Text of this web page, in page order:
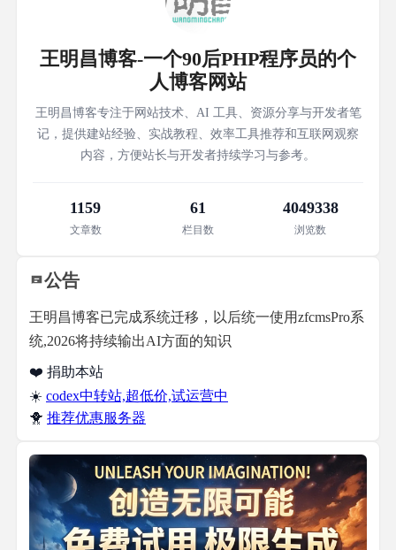
王明昌博客-一个90后PHP程序员的个
人博客网站
王明昌博客专注于网站技术、AI 工具、资源分享与开发者笔
记，提供建站经验、实战教程、效率工具推荐和互联网观察
内容，方便站长与开发者持续学习与参考。
1159
文章数
61
栏目数
4049338
浏览数
公告
王明昌博客已完成系统迁移，以后统一使用zfcmsPro系
统,2026将持续输出AI方面的知识
❤️ 捐助本站
☀️ codex中转站,超低价,试运营中
🐥 推荐优惠服务器